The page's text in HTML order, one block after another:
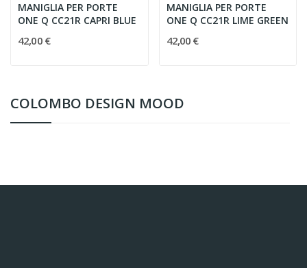
COLOMBO DESIGN MOOD
MANIGLIA PER PORTE
ONE Q CC21R CAPRI BLUE
42,00 €
MANIGLIA PER PORTE
ONE Q CC21R LIME GREEN
42,00 €